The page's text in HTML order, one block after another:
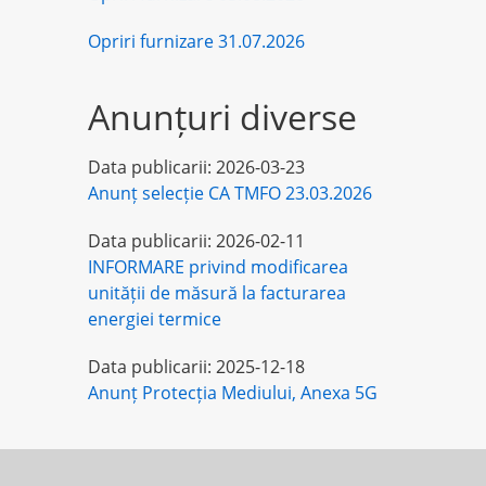
Opriri furnizare 31.07.2026
Anunțuri diverse
Data publicarii: 2026-03-23
Anunț selecție CA TMFO 23.03.2026
Data publicarii: 2026-02-11
INFORMARE privind modificarea
unității de măsură la facturarea
energiei termice
Data publicarii: 2025-12-18
Anunț Protecția Mediului, Anexa 5G